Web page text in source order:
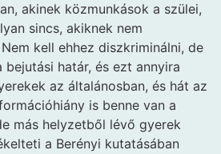
akinek közmunkások a szülei,
sincs, akiknek nem
kell ehhez diszkriminálni, de
bejutási határ, és ezt annyira
az általánosban, és hát az
is benne van a
más helyzetből lévő gyerek
a Berényi kutatásában